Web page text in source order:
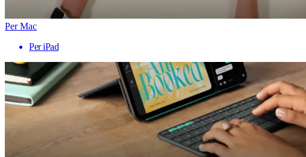
Per Mac
Per iPad